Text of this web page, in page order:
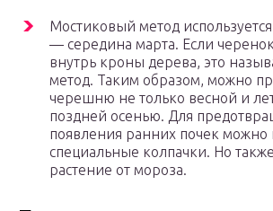
Мостиковый метод
— середина марта. Если
внутрь кроны дерева, это
метод. Таким образом, можно
черешню не только весной и
поздней осенью. Для
появления ранних почек можно
специальные колпачки. Но
растение от мороза.